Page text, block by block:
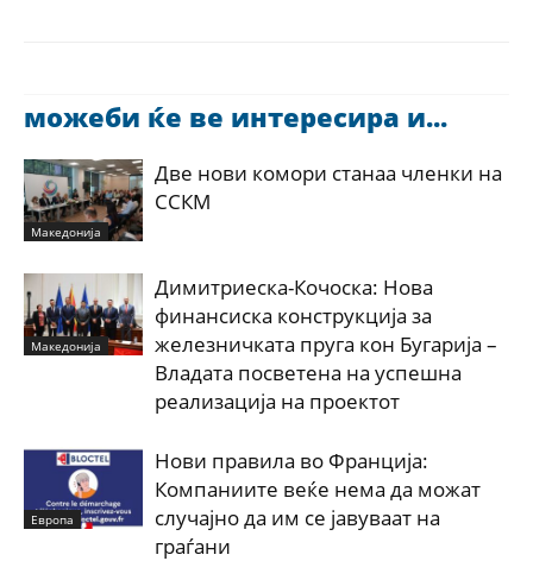
можеби ќе ве интересира и...
Македонија
Две нови комори станаа членки на
ССКМ
Македонија
Димитриеска-Кочоска: Нова
финансиска конструкција за
железничката пруга кон Бугарија –
Владата посветена на успешна
реализација на проектот
Европа
Нови правила во Франција:
Компаниите веќе нема да можат
случајно да им се јавуваат на
граѓани